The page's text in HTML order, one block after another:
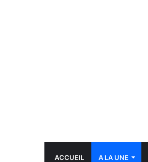
ACCUEIL A LA UNE